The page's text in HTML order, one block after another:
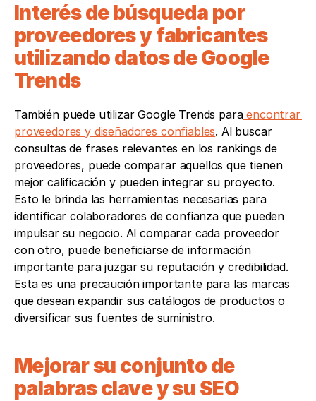
Interés de búsqueda por
proveedores y fabricantes
utilizando datos de Google
Trends
También puede utilizar Google Trends para encontrar
proveedores y diseñadores confiables. Al buscar
consultas de frases relevantes en los rankings de
proveedores, puede comparar aquellos que tienen
mejor calificación y pueden integrar su proyecto.
Esto le brinda las herramientas necesarias para
identificar colaboradores de confianza que pueden
impulsar su negocio. Al comparar cada proveedor
con otro, puede beneficiarse de información
importante para juzgar su reputación y credibilidad.
Esta es una precaución importante para las marcas
que desean expandir sus catálogos de productos o
diversificar sus fuentes de suministro.
Mejorar su conjunto de
palabras clave y su SEO